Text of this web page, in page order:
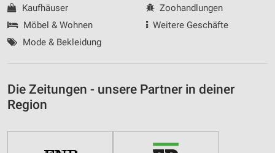
Kaufhäuser
Möbel & Wohnen
Mode & Bekleidung
Zoohandlungen
Weitere Geschäfte
Die Zeitungen - unsere Partner in deiner
Region